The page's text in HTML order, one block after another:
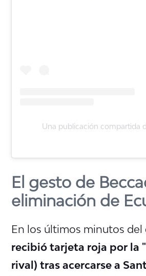
Una publicación compartida
El gesto de
eliminación de
En los últimos minutos
recibió tarjeta roja por la
rival) tras acercarse a